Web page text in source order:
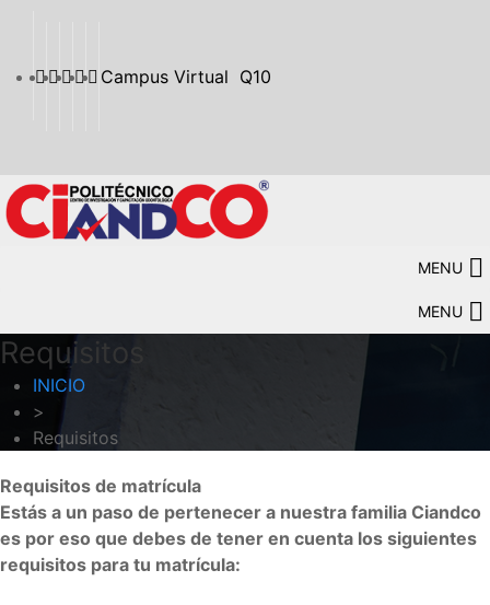
Campus Virtual Q10
MENU
MENU
Requisitos
INICIO
>
Requisitos
Requisitos de matrícula
Estás a un paso de pertenecer a nuestra familia Ciandco
es por eso que debes de tener en cuenta los siguientes
requisitos para tu matrícula: